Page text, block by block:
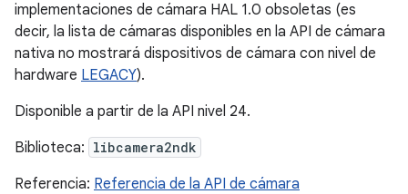
implementaciones de cámara HAL 1.0 obsoletas (es
decir, la lista de cámaras disponibles en la API de cámara
nativa no mostrará dispositivos de cámara con nivel de
hardware LEGACY).
Disponible a partir de la API nivel 24.
Biblioteca: libcamera2ndk
Referencia: Referencia de la API de cámara